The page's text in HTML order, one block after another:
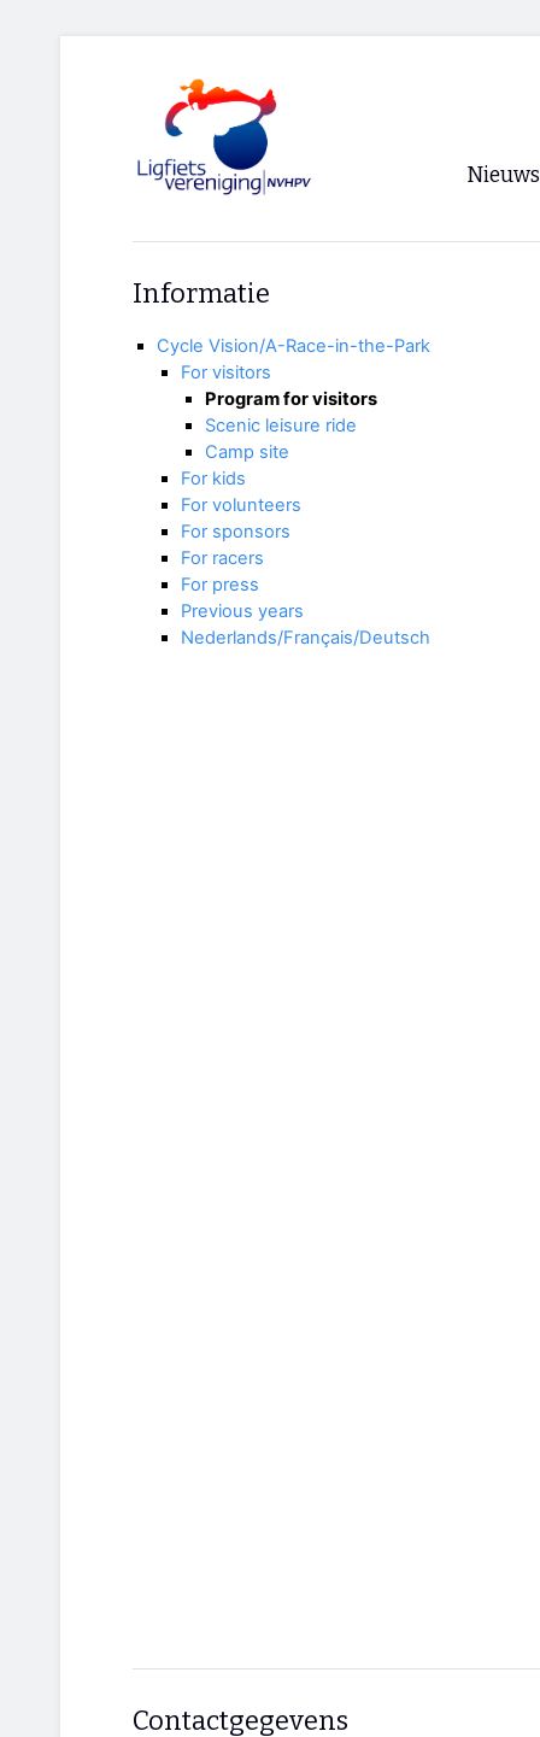
Nieuws
Informatie
Cycle Vision/A-Race-in-the-Park
For visitors
Program for visitors
Scenic leisure ride
Camp site
For kids
For volunteers
For sponsors
For racers
For press
Previous years
Nederlands/Français/Deutsch
Contactgegevens